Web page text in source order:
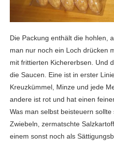
Die Packung enthält die hohlen,
man nur noch ein Loch drücken
mit frittierten Kichererbsen. Und
die Saucen. Eine ist in erster
Kreuzkümmel, Minze und jede
andere ist rot und hat einen
Was man selbst beisteuern
Zwiebeln, zermatschte
einem sonst noch als